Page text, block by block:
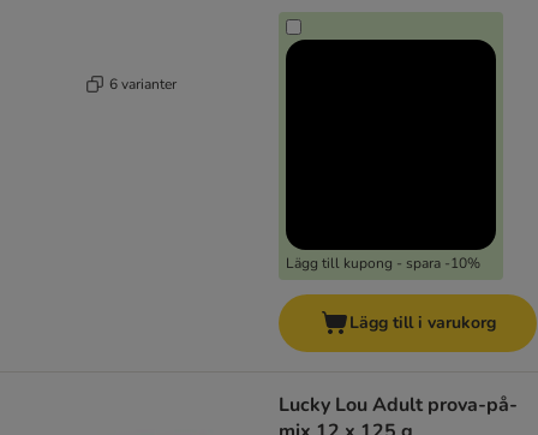
6 varianter
Lägg till kupong - spara -10%
Lägg till i varukorg
Lucky Lou Adult prova-på-